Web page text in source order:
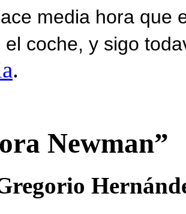
media hora que
el coche, y sigo
.
Newman”